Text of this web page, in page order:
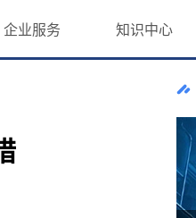
企业服务 知识中心